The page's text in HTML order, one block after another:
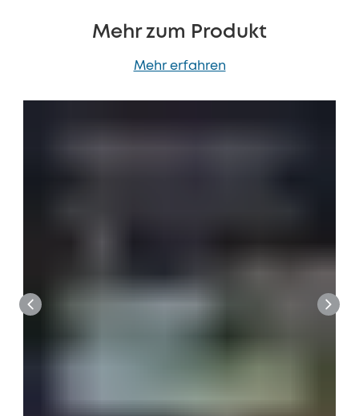
Mehr zum Produkt
Mehr erfahren